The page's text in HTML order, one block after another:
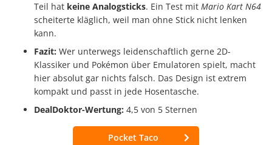
Teil hat keine Analogsticks. Ein Test mit Mario Kart N64
scheiterte kläglich, weil man ohne Stick nicht lenken
kann.
Fazit: Wer unterwegs leidenschaftlich gerne 2D-
Klassiker und Pokémon über Emulatoren spielt, macht
hier absolut gar nichts falsch. Das Design ist extrem
kompakt und passt in jede Hosentasche.
DealDoktor-Wertung: 4,5 von 5 Sternen
Pocket Taco